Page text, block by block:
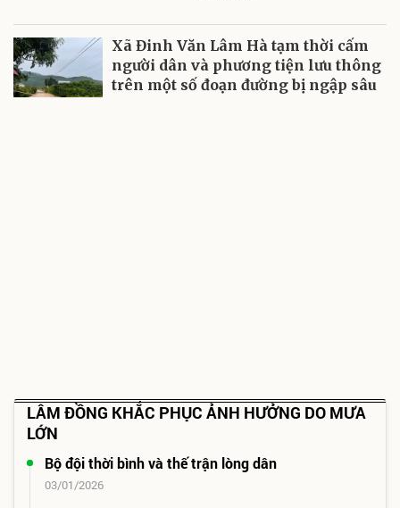
Xã Đinh Văn Lâm Hà tạm thời cấm
người dân và phương tiện lưu thông
trên một số đoạn đường bị ngập sâu
LÂM ĐỒNG KHẮC PHỤC ẢNH HƯỞNG DO MƯA
LỚN
Bộ đội thời bình và thế trận lòng dân
03/01/2026